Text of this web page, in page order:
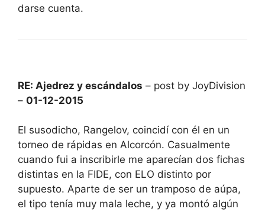
darse cuenta.
RE: Ajedrez y escándalos – post by JoyDivision
– 01-12-2015
El susodicho, Rangelov, coincidí con él en un
torneo de rápidas en Alcorcón. Casualmente
cuando fui a inscribirle me aparecían dos fichas
distintas en la FIDE, con ELO distinto por
supuesto. Aparte de ser un tramposo de aúpa,
el tipo tenía muy mala leche, y ya montó algún